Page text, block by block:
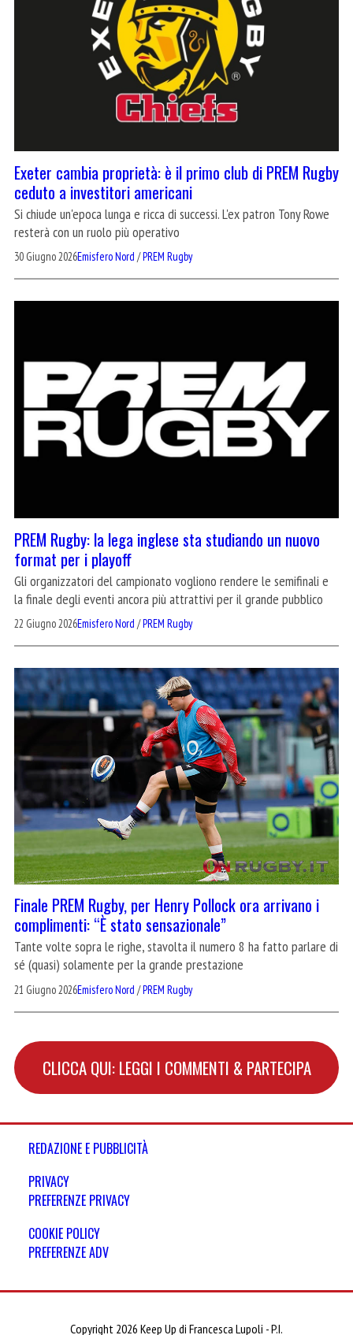
Exeter cambia proprietà: è il primo club di PREM Rugby
ceduto a investitori americani
Si chiude un'epoca lunga e ricca di successi. L'ex patron Tony Rowe
resterà con un ruolo più operativo
30 Giugno 2026Emisfero Nord /PREM Rugby
PREM Rugby: la lega inglese sta studiando un nuovo
format per i playoff
Gli organizzatori del campionato vogliono rendere le semifinali e
la finale degli eventi ancora più attrattivi per il grande pubblico
22 Giugno 2026Emisfero Nord /PREM Rugby
Finale PREM Rugby, per Henry Pollock ora arrivano i
complimenti: “È stato sensazionale”
Tante volte sopra le righe, stavolta il numero 8 ha fatto parlare di
sé (quasi) solamente per la grande prestazione
21 Giugno 2026Emisfero Nord /PREM Rugby
CLICCA QUI: LEGGI I COMMENTI & PARTECIPA
REDAZIONE E PUBBLICITÀ
PRIVACY
PREFERENZE PRIVACY
COOKIE POLICY
PREFERENZE ADV
Copyright 2026 Keep Up di Francesca Lupoli - P.I.